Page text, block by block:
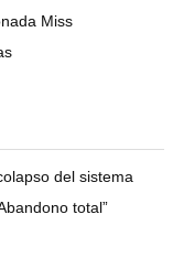
Miss
del sistema
total”